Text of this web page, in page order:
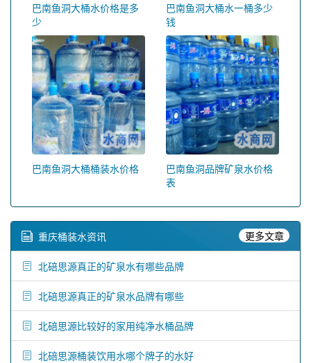
巴南鱼洞大桶水价格是多
少
巴南鱼洞大桶水一桶多少
钱
巴南鱼洞大桶桶装水价格
巴南鱼洞品牌矿泉水价格
表
重庆桶装水资讯 更多文章
北碚思源真正的矿泉水有哪些品牌
北碚思源真正的矿泉水品牌有哪些
北碚思源比较好的家用纯净水桶品牌
北碚思源桶装饮用水哪个牌子的水好